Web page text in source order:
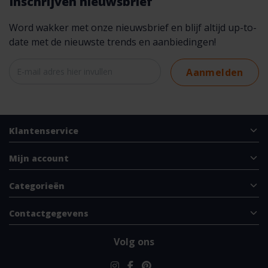
Word wakker met onze nieuwsbrief en blijf altijd up-to-
date met de nieuwste trends en aanbiedingen!
Aanmelden
Klantenservice
Mijn account
Categorieën
Contactgegevens
Volg ons